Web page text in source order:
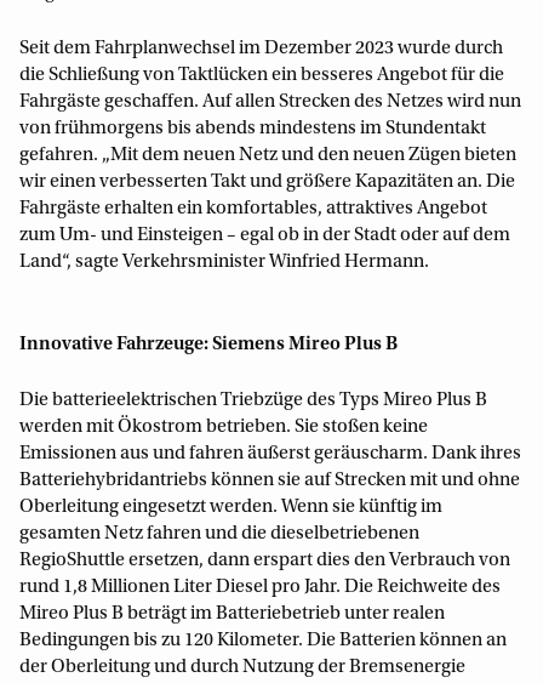
Seit dem Fahrplanwechsel im Dezember 2023 wurde durch
die Schließung von Taktlücken ein besseres Angebot für die
Fahrgäste geschaffen. Auf allen Strecken des Netzes wird nun
von frühmorgens bis abends mindestens im Stundentakt
gefahren. „Mit dem neuen Netz und den neuen Zügen bieten
wir einen verbesserten Takt und größere Kapazitäten an. Die
Fahrgäste erhalten ein komfortables, attraktives Angebot
zum Um- und Einsteigen – egal ob in der Stadt oder auf dem
Land“, sagte Verkehrsminister Winfried Hermann.
Innovative Fahrzeuge: Siemens Mireo Plus B
Die batterieelektrischen Triebzüge des Typs Mireo Plus B
werden mit Ökostrom betrieben. Sie stoßen keine
Emissionen aus und fahren äußerst geräuscharm. Dank ihres
Batteriehybridantriebs können sie auf Strecken mit und ohne
Oberleitung eingesetzt werden. Wenn sie künftig im
gesamten Netz fahren und die dieselbetriebenen
RegioShuttle ersetzen, dann erspart dies den Verbrauch von
rund 1,8 Millionen Liter Diesel pro Jahr. Die Reichweite des
Mireo Plus B beträgt im Batteriebetrieb unter realen
Bedingungen bis zu 120 Kilometer. Die Batterien können an
der Oberleitung und durch Nutzung der Bremsenergie